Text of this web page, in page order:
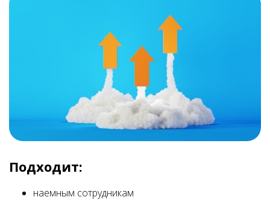
Подходит:
наемным сотрудникам